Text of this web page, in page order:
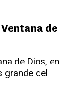
de
de Dios, en
grande del